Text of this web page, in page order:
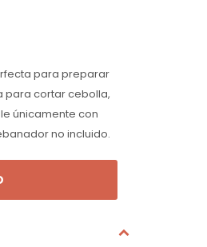
para preparar
para cortar cebolla,
únicamente con
no incluido.